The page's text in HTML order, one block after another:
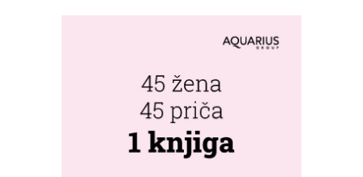
BANJALUKU